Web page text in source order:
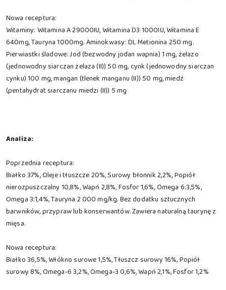
Nowa receptura:
Witaminy: Witamina A 29000IU, Witamina D3 1000IU, Witamina E
640mg, Tauryna 1000mg. Aminokwasy: DL Metionina 250 mg.
Pierwiastki śladowe: Jod (bezwodny jodan wapnia) 1 mg, żelazo
(jednowodny siarczan żelaza (II)) 50 mg, cynk (jednowodny siarczan
cynku) 100 mg, mangan (tlenek manganu (II)) 50 mg, miedź
(pentahydrat siarczanu miedzi (II)) 5 mg
Analiza:
Poprzednia receptura:
Białko 37%, Oleje i tłuszcze 20%, Surowy błonnik 2,2%, Popiół
nierozpuszczalny 10,8%, Wapń 2,8%, Fosfor 1,6%, Omega 6:3,5%,
Omega 3:1,4%, Tauryna 2 000 mg/kg. Bez dodatku sztucznych
barwników, przypraw lub konserwantów. Zawiera naturalną taurynę z
mięsa.
Nowa receptura:
Białko 36,5%, Włókno surowe 1,5%, Tłuszcz surowy 16%, Popiół
surowy 8%, Omega-6 3,2%, Omega-3 0,6%, Wapń 2,1%, Fosfor 1,2%